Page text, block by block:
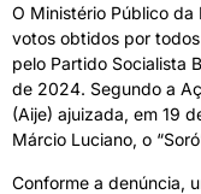
O Ministério Público da
votos obtidos por
pelo Partido Socialista
de 2024. Segundo a
(Aije) ajuizada, em 19
Márcio Luciano, o
Conforme a denúncia,